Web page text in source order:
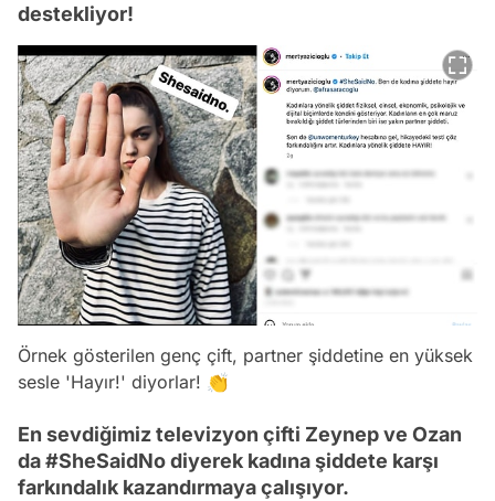
destekliyor!
Örnek gösterilen genç çift, partner şiddetine en yüksek
sesle 'Hayır!' diyorlar! 👏
En sevdiğimiz televizyon çifti Zeynep ve Ozan
da #SheSaidNo diyerek kadına şiddete karşı
farkındalık kazandırmaya çalışıyor.